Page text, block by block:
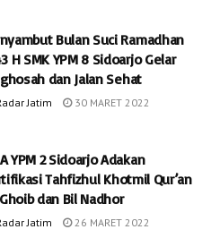
Bulan Suci Ramadhan
H SMK YPM 8 Sidoarjo Gelar
dan Jalan Sehat
Jatim 30 MARET 2022
YPM 2 Sidoarjo Adakan
Tahfizhul Khotmil Qur’an
dan Bil Nadhor
Jatim 26 MARET 2022